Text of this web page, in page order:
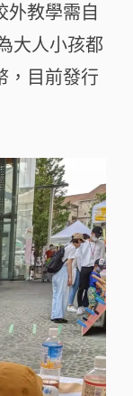
外教學需自
大人小孩都
，目前發行